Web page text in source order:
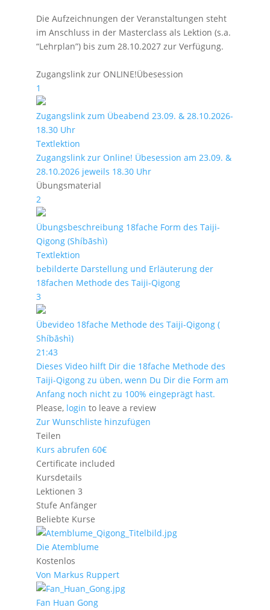
Die Aufzeichnungen der Veranstaltungen steht
im Anschluss in der Masterclass als Lektion (s.a.
“Lehrplan”) bis zum 28.10.2027 zur Verfügung.
Zugangslink zur ONLINE!Übesession
1
Zugangslink zum Übeabend 23.09. & 28.10.2026-
18.30 Uhr
Textlektion
Zugangslink zur Online! Übesession am 23.09. &
28.10.2026 jeweils 18.30 Uhr
Übungsmaterial
2
Übungsbeschreibung 18fache Form des Taiji-
Qigong (Shíbāshì)
Textlektion
bebilderte Darstellung und Erläuterung der
18fachen Methode des Taiji-Qigong
3
Übevideo 18fache Methode des Taiji-Qigong (
Shíbāshì)
21:43
Dieses Video hilft Dir die 18fache Methode des
Taiji-Qigong zu üben, wenn Du Dir die Form am
Anfang noch nicht zu 100% eingeprägt hast.
Please, login to leave a review
Zur Wunschliste hinzufügen
Teilen
Kurs abrufen 60€
Certificate included
Kursdetails
Lektionen 3
Stufe Anfänger
Beliebte Kurse
Die Atemblume
Kostenlos
Von Markus Ruppert
Fan Huan Gong